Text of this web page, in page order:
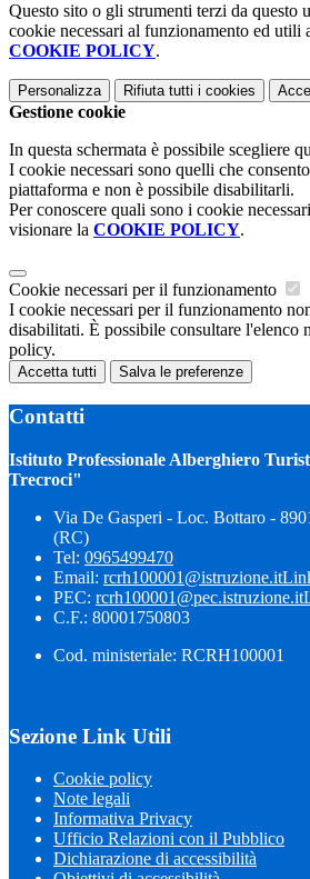
Questo sito o gli strumenti terzi da questo
cookie necessari al funzionamento ed utili
COOKIE POLICY.
Personalizza Rifiuta tutti i cookies
Gestione cookie
In questa schermata è possibile scegliere
I cookie necessari sono quelli che
piattaforma e non è possibile disabilitarli.
Per conoscere quali sono i cookie
visionare la COOKIE POLICY.
Cookie necessari per il funzionamento
I cookie necessari per il funzionamento
disabilitati. È possibile consultare l'elenco
policy.
Accetta tutti Salva le preferenze
Contatti
Istituto Professionale Alberghiero
Trecroci"
Via De Gasperi - Loc. Bottaro -
(RC)
Tel: 0965499470
Email: rcrh100001@istruzione.it
PEC: rcrh100001@pec.istruzione.it
C.F.: 80001750803
Cod. ministeriale: RCRH100001
Sezione Link Utili
Cookie policy
Note legali
Informativa Privacy
Ufficio Relazioni con il Pubblico
Dichiarazione di accessibilità